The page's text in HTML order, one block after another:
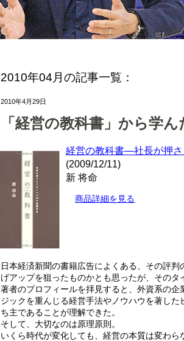
2010年04月の記事一覧：
2010年4月29日
「経営の教科書」から学ん
経営の教科書―社長が押さ
(2009/12/11)
新 将命
商品詳細を見る
日本経済新聞の書籍広告によくある、その評
げアップを狙ったものかとも思ったが、そのタ
著者のプロフィールを拝見すると、外資系の
ジックを重んじる経営手法やノウハウを著し
ち主であることが理解できた。
そして、大切なのは原理原則。
いくら時代が変化しても、経営の本質は変わら